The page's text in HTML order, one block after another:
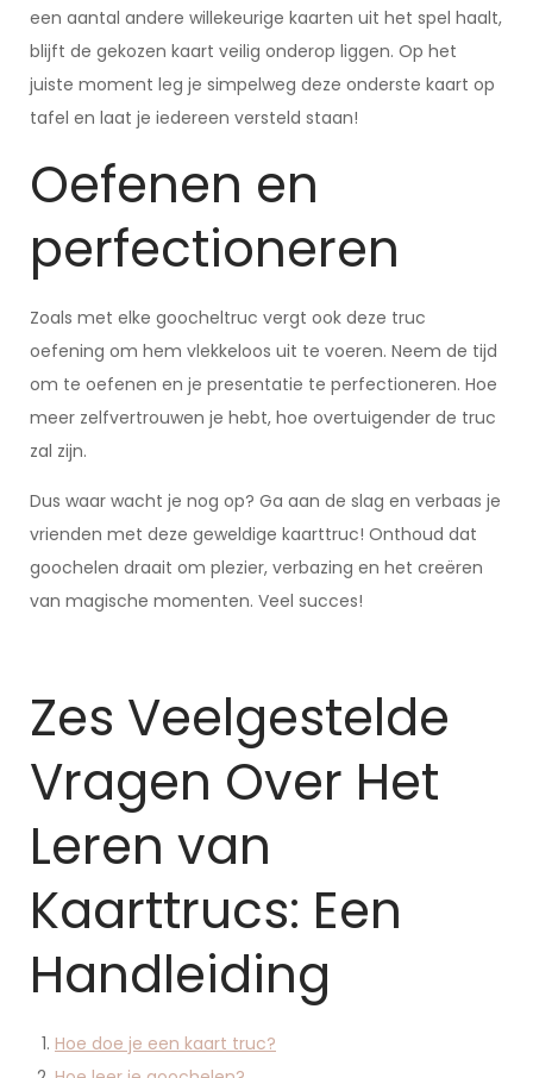
een aantal andere willekeurige kaarten uit het spel haalt,
blijft de gekozen kaart veilig onderop liggen. Op het
juiste moment leg je simpelweg deze onderste kaart op
tafel en laat je iedereen versteld staan!
Oefenen en
perfectioneren
Zoals met elke goocheltruc vergt ook deze truc
oefening om hem vlekkeloos uit te voeren. Neem de tijd
om te oefenen en je presentatie te perfectioneren. Hoe
meer zelfvertrouwen je hebt, hoe overtuigender de truc
zal zijn.
Dus waar wacht je nog op? Ga aan de slag en verbaas je
vrienden met deze geweldige kaarttruc! Onthoud dat
goochelen draait om plezier, verbazing en het creëren
van magische momenten. Veel succes!
Zes Veelgestelde
Vragen Over Het
Leren van
Kaarttrucs: Een
Handleiding
Hoe doe je een kaart truc?